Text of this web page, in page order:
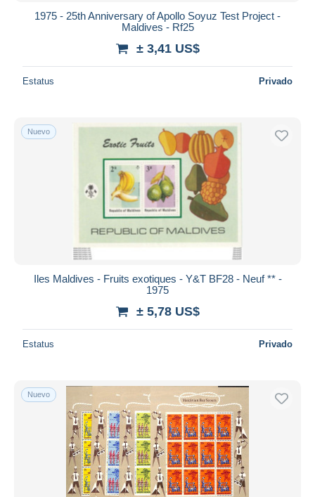
1975 - 25th Anniversary of Apollo Soyuz Test Project -
Maldives - Rf25
± 3,41 US$
Estatus Privado
Nuevo
Iles Maldives - Fruits exotiques - Y&T BF28 - Neuf ** -
1975
± 5,78 US$
Estatus Privado
Nuevo